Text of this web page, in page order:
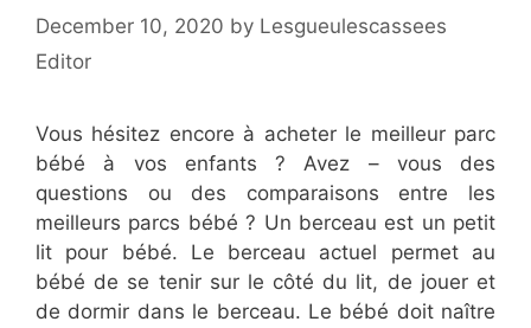
December 10, 2020 by Lesgueulescassees
Editor
Vous hésitez encore à acheter le meilleur parc
bébé à vos enfants ? Avez – vous des
questions ou des comparaisons entre les
meilleurs parcs bébé ? Un berceau est un petit
lit pour bébé. Le berceau actuel permet au
bébé de se tenir sur le côté du lit, de jouer et
de dormir dans le berceau. Le bébé doit naître